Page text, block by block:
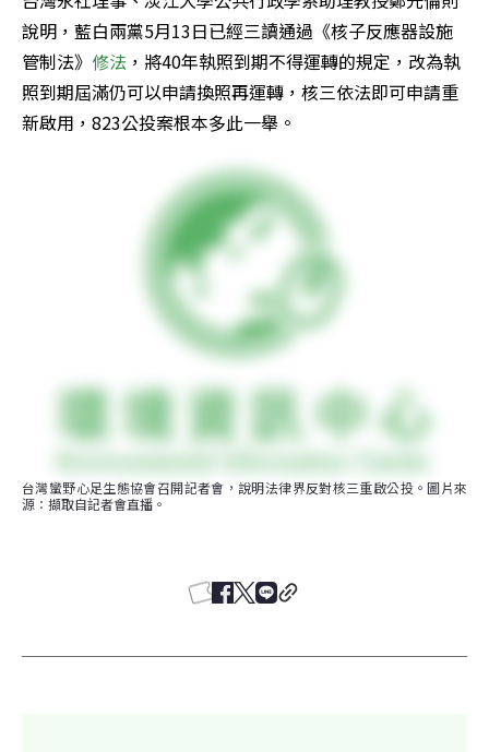
說明，藍白兩黨5月13日已經三讀通過《核子反應器設施
管制法》 修法 ，將40年執照到期不得運轉的規定，改為執
照到期屆滿仍可以申請換照再運轉，核三依法即可申請重
新啟用，823公投案根本多此一舉。
台灣蠻野心足生態協會召開記者會，說明法律界反對核三重啟公投。圖片來
源：擷取自記者會直播。